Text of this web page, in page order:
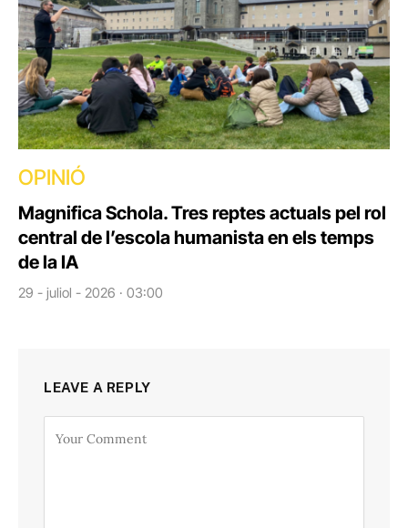
OPINIÓ
Magnifica Schola. Tres reptes actuals pel rol
central de l’escola humanista en els temps
de la IA
29 - juliol - 2026 · 03:00
LEAVE A REPLY